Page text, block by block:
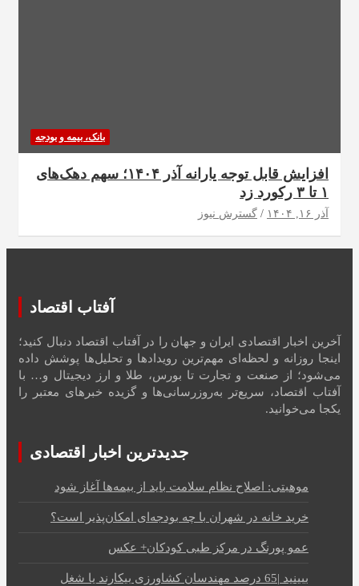
بانک، بیمه و بودجه
افزایش قابل توجه یارانه آذر ۱۴۰۴؛ سهم دهک‌های
۱ تا ۳ رکورد زد
آذر ۱۶, ۱۴۰۴ گسترش نیوز
آفتاب اقتصاد
آخرین اخبار اقتصادی ایران و جهان را در آفتاب اقتصاد دنبال کنید؛
اینجا روزانه و لحظه‌ای مهم‌ترین رویدادها و تحلیل‌ها پوشش داده
می‌شود؛ از صنعت و تجارت تا بورس، طلا و ارز دیجیتال و… با
آفتاب اقتصاد، سریع‌تر به‌روزرسانی‌ها و گزیده خبرهای معتبر را
یکجا می‌خوانید.
جدیدترین اخبار اقتصادی
موهبتی: اصلاح نظام سلامت باید از بیمه‌ها آغاز شود
خرید خانه در شهران با چه بودجه‌ای امکان‌پذیر است؟
عمو پورنگ در مرکز طبی کودکان+ عکس
ببینید |65 درصد مهندسان کشاورزی بیکارند یا شغل